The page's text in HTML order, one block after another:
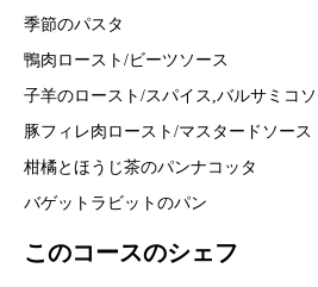
季節のパスタ
鴨肉ロースト/ビーツソース
子羊のロースト/スパイス,バルサミコソ
豚フィレ肉ロースト/マスタードソース
柑橘とほうじ茶のパンナコッタ
バゲットラビットのパン
このコースのシェフ